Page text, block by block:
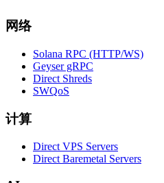
网络
Solana RPC (HTTP/WS)
Geyser gRPC
Direct Shreds
SWQoS
计算
Direct VPS Servers
Direct Baremetal Servers